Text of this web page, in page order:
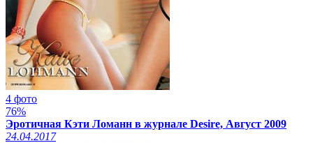
4 фото
76%
Эротичная Кэти Ломанн в журнале Desire, Август 2009
24.04.2017